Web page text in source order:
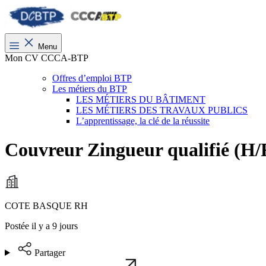
Menu
Mon CV CCCA-BTP
Offres d’emploi BTP
Les métiers du BTP
LES MÉTIERS DU BÂTIMENT
LES MÉTIERS DES TRAVAUX PUBLICS
L’apprentissage, la clé de la réussite
Couvreur Zingueur qualifié (H/
COTE BASQUE RH
Postée il y a 9 jours
Partager